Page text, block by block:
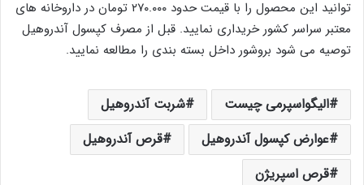
توانید این محصول را با قیمت حدود ۲۷۰.۰۰۰ تومان در داروخانه های
معتبر سراسر کشور خریداری نمایید. قبل از مصرف کپسول آندروهيل
توصیه می شود بروشور داخل بسته بندی را مطالعه نمایید.
الیگواسپرمی چیست
شربت آندروهيل
عوارض کپسول آندروهیل
قرص آندروهيل
قرص اسپریژن